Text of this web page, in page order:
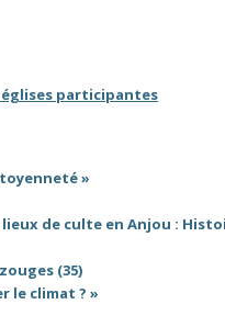
participantes
»
de culte en Anjou :
(35)
le climat ? »